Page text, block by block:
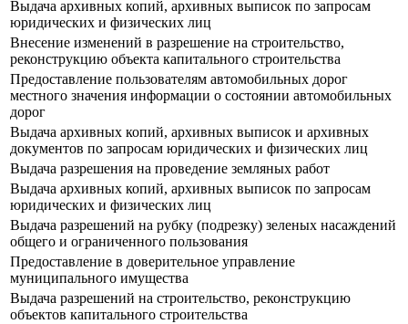
Выдача архивных копий, архивных выписок по запросам
юридических и физических лиц
Внесение изменений в разрешение на строительство,
реконструкцию объекта капитального строительства
Предоставление пользователям автомобильных дорог
местного значения информации о состоянии автомобильных
дорог
Выдача архивных копий, архивных выписок и архивных
документов по запросам юридических и физических лиц
Выдача разрешения на проведение земляных работ
Выдача архивных копий, архивных выписок по запросам
юридических и физических лиц
Выдача разрешений на рубку (подрезку) зеленых насаждений
общего и ограниченного пользования
Предоставление в доверительное управление
муниципального имущества
Выдача разрешений на строительство, реконструкцию
объектов капитального строительства